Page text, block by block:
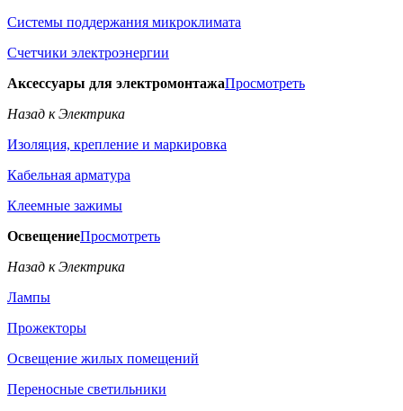
Системы поддержания микроклимата
Счетчики электроэнергии
Аксессуары для электромонтажаПросмотреть
Назад к Электрика
Изоляция, крепление и маркировка
Кабельная арматура
Клеемные зажимы
ОсвещениеПросмотреть
Назад к Электрика
Лампы
Прожекторы
Освещение жилых помещений
Переносные светильники